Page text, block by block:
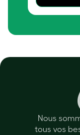
Nous
tous vos